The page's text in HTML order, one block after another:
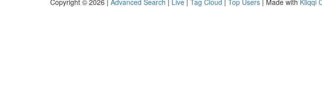
Copyright © 2026 | Advanced Search | Live | Tag Cloud | Top Users | Made with Kliqqi